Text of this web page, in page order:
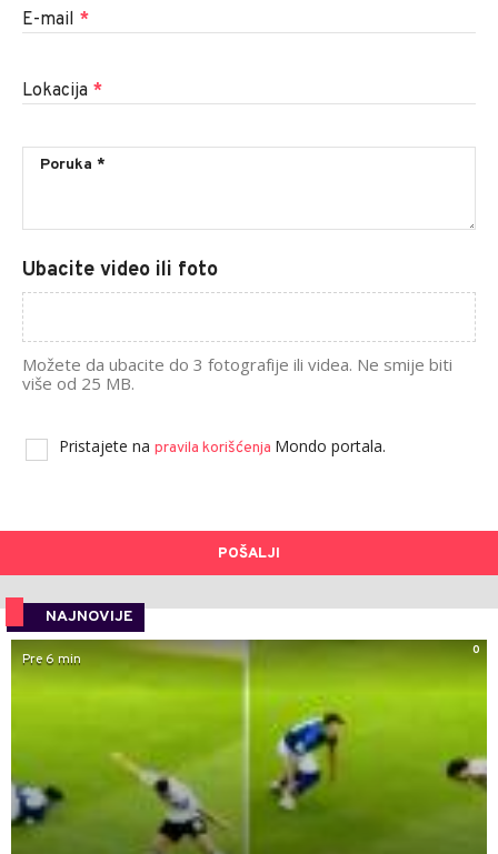
E-mail *
Lokacija *
Ubacite video ili foto
Možete da ubacite do 3 fotografije ili videa. Ne smije biti
više od 25 MB.
Pristajete na pravila korišćenja Mondo portala.
POŠALJI
NAJNOVIJE
0
Pre 6 min